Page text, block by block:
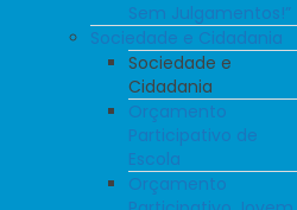
Sem Julgamentos!”
Sociedade e Cidadania
Sociedade e
Cidadania
Orçamento
Participativo de
Escola
Orçamento